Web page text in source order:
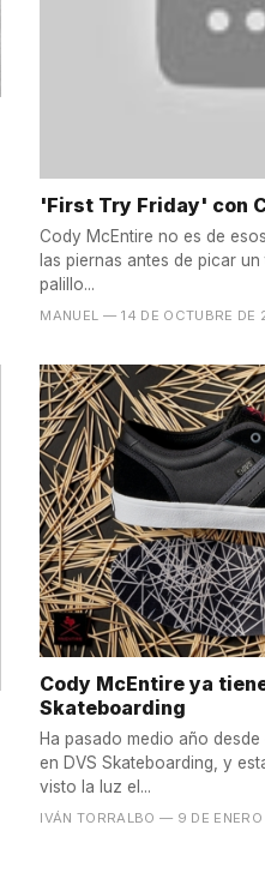
'First Try Friday' con
Cody McEntire no es de
las piernas antes de picar
palillo...
MANUEL — 14 DE OCTUBRE DE
Cody McEntire ya
Skateboarding
Ha pasado medio año
en DVS Skateboarding, y
visto la luz el...
IVÁN TORRALBO — 9 DE ENERO